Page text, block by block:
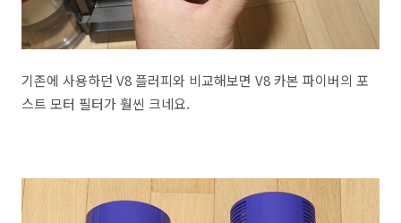
기존에 사용하던 V8 플러피와 비교해보면 V8 카본 파이버의 포
스트 모터 필터가 훨씬 크네요.